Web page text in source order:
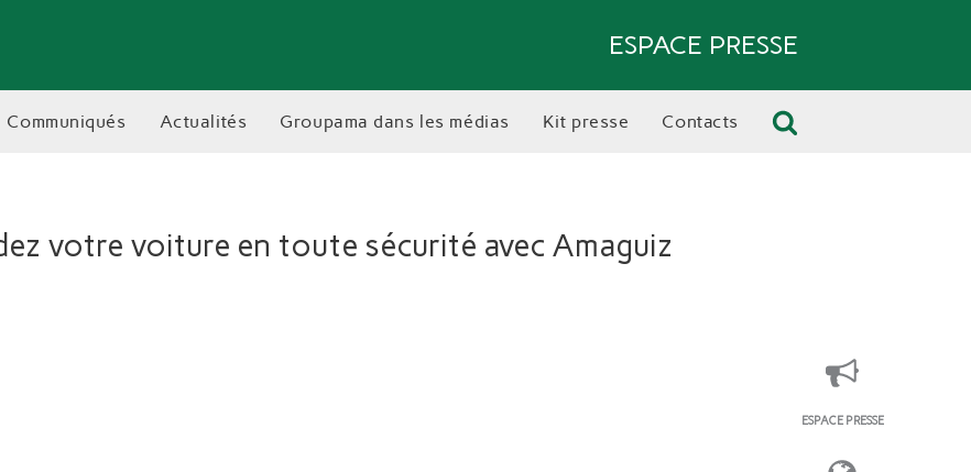
ESPACE PRESSE
communiqués actualités groupama dans les médias kit presse contacts
votre voiture en toute sécurité avec Amaguiz
ESPACE PRESSE